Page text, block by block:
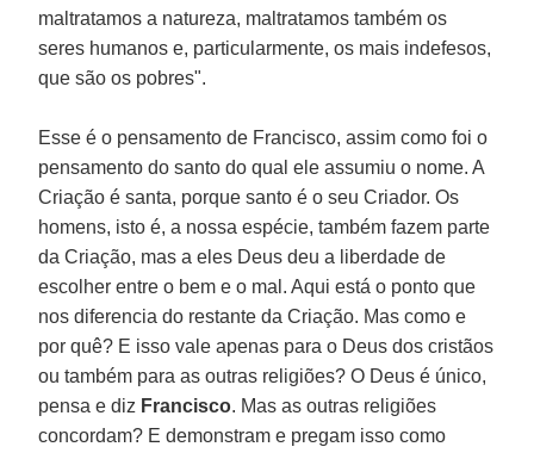
maltratamos a natureza, maltratamos também os
seres humanos e, particularmente, os mais indefesos,
que são os pobres".
Esse é o pensamento de Francisco, assim como foi o
pensamento do santo do qual ele assumiu o nome. A
Criação é santa, porque santo é o seu Criador. Os
homens, isto é, a nossa espécie, também fazem parte
da Criação, mas a eles Deus deu a liberdade de
escolher entre o bem e o mal. Aqui está o ponto que
nos diferencia do restante da Criação. Mas como e
por quê? E isso vale apenas para o Deus dos cristãos
ou também para as outras religiões? O Deus é único,
pensa e diz Francisco. Mas as outras religiões
concordam? E demonstram e pregam isso como